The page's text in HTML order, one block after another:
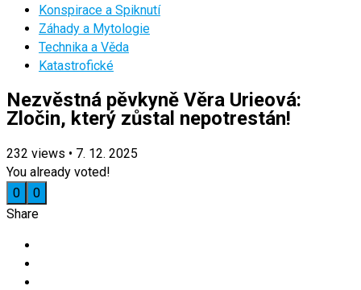
Konspirace a Spiknutí
Záhady a Mytologie
Technika a Věda
Katastrofické
Nezvěstná pěvkyně Věra Urieová:
Zločin, který zůstal nepotrestán!
232 views • 7. 12. 2025
You already voted!
0
0
Share